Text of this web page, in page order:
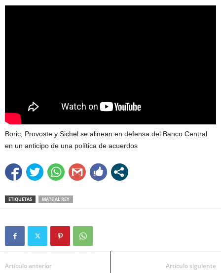
Boric, Provoste y Sichel se alinean en defensa del Banco Central
en un anticipo de una política de acuerdos
ETIQUETAS MATE AL REY
Artículo anterior Artículo siguiente